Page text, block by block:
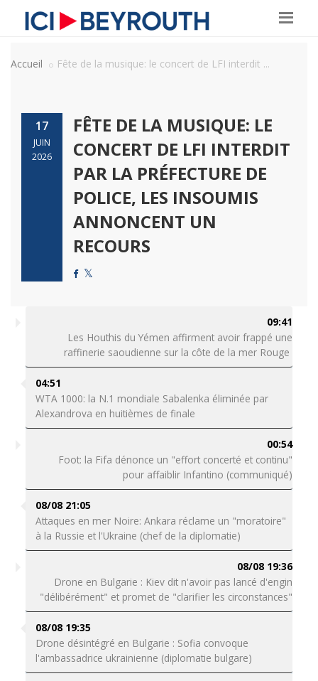
Accueil Fête de la musique: le concert de LFI interdit ...
17
JUIN
2026
FÊTE DE LA MUSIQUE: LE
CONCERT DE LFI INTERDIT
PAR LA PRÉFECTURE DE
POLICE, LES INSOUMIS
ANNONCENT UN
RECOURS
09:41
Les Houthis du Yémen affirment avoir frappé une
raffinerie saoudienne sur la côte de la mer Rouge
04:51
WTA 1000: la N.1 mondiale Sabalenka éliminée par
Alexandrova en huitièmes de finale
00:54
Foot: la Fifa dénonce un "effort concerté et continu"
pour affaiblir Infantino (communiqué)
08/08 21:05
Attaques en mer Noire: Ankara réclame un "moratoire"
à la Russie et l'Ukraine (chef de la diplomatie)
08/08 19:36
Drone en Bulgarie : Kiev dit n'avoir pas lancé d'engin
"délibérément" et promet de "clarifier les circonstances"
08/08 19:35
Drone désintégré en Bulgarie : Sofia convoque
l'ambassadrice ukrainienne (diplomatie bulgare)